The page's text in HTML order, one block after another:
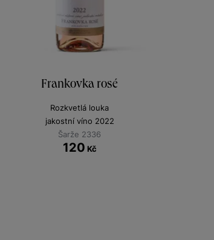
Frankovka rosé
Rozkvetlá louka
jakostní víno 2022
Šarže 2336
120 Kč